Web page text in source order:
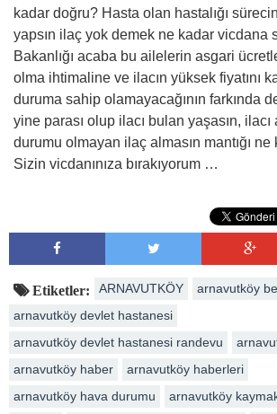
kadar doğru? Hasta olan hastalığı
yapsın ilaç yok demek ne kadar vicdana
Bakanlığı acaba bu ailelerin asgari
olma ihtimaline ve ilacın yüksek fiyatını
duruma sahip olamayacağının farkında
yine parası olup ilacı bulan yaşasın,
durumu olmayan ilaç almasın mantığı
Sizin vicdanınıza bırakıyorum …
Etiketler: ARNAVUTKÖY
arnavutköy
arnavutköy devlet hastanesi
arnavutköy devlet hastanesi randevu
arnavutköy haber
arnavutköy haberleri
arnavutköy hava durumu
arnavutköy